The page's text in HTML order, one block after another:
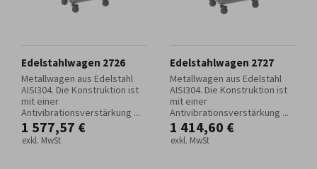
Edelstahlwagen 2726
Metallwagen aus Edelstahl
AISI304. Die Konstruktion ist
mit einer
Antivibrationsverstärkung ...
1 577,57 €
exkl. MwSt
Edelstahlwagen 2727
Metallwagen aus Edelstahl
AISI304. Die Konstruktion ist
mit einer
Antivibrationsverstärkung ...
1 414,60 €
exkl. MwSt